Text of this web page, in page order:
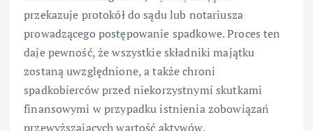
przekazuje protokół do sądu lub notariusza
prowadzącego postępowanie spadkowe. Proces ten
daje pewność, że wszystkie składniki majątku
zostaną uwzględnione, a także chroni
spadkobierców przed niekorzystnymi skutkami
finansowymi w przypadku istnienia zobowiązań
przewyższających wartość aktywów.